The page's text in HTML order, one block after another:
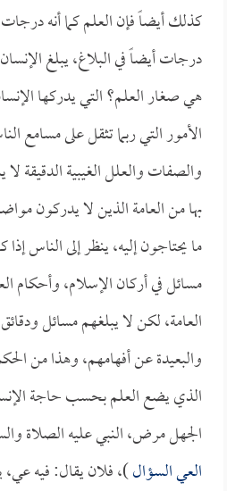
كذلك أيضاً فإن العلم كما أنه
درجات أيضاً في البلاغ، يبلغ
هي صغار العلم؟ التي يدركها
الأمور التي ربما تثقل على مسامع
والصفات والعلل الغيبية الدقيقة
بها من العامة الذين لا يدركون
ما يحتاجون إليه، ينظر إلى الناس إذا
مسائل في أركان الإسلام، وأحكام
العامة، لكن لا يبلغهم مسائل
والبعيدة عن أفهامهم، وهذا من
الذي يضع العلم بحسب حاجة
الجهل مرض، النبي عليه الصلاة
العي السؤال)، فلان يقال: فيه